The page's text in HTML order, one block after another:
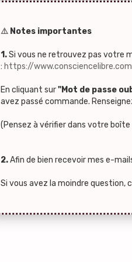
⚠️ Notes importantes
1.Si vous ne retrouvez pas votre
: https://
En cliquant sur"Mot de passe
avez passé commande.
(Pensez à vérifier dans votre boîte
2.Afin de bien recevoir mes e-
Si vous avez la moindre